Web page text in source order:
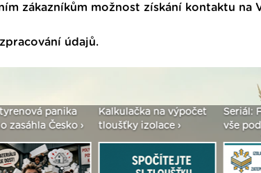
zákazníkům možnost získání kontaktu na
údajů.
panika
Česko ›
Kalkulačka na výpočet
tloušťky izolace ›
Seriál:
vše